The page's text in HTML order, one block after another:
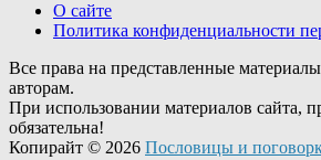
О сайте
Политика конфиденциальности
Все права на представленные
авторам.
При использовании материалов сайта,
обязательна!
Копирайт © 2026 Пословицы и